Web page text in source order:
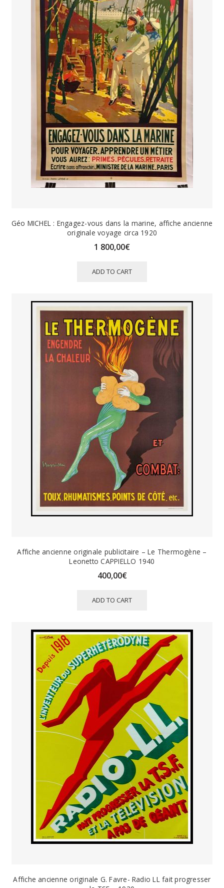
Géo MICHEL : Engagez-vous dans la marine, affiche ancienne
originale voyage circa 1920
1 800,00€
ADD TO CART
Affiche ancienne originale publicitaire – Le Thermogène –
Leonetto CAPPIELLO 1940
400,00€
ADD TO CART
Affiche ancienne originale G. Favre- Radio LL fait progresser